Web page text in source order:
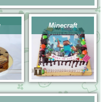
Minecraft